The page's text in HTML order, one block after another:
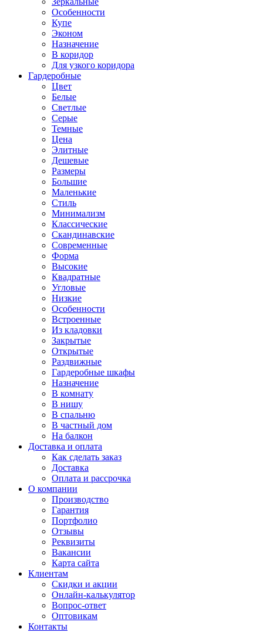
Особенности
Купе
Эконом
Назначение
В коридор
Для узкого коридора
Гардеробные
Цвет
Белые
Светлые
Серые
Темные
Цена
Элитные
Дешевые
Размеры
Большие
Маленькие
Стиль
Минимализм
Классические
Скандинавские
Современные
Форма
Высокие
Квадратные
Угловые
Низкие
Особенности
Встроенные
Из кладовки
Закрытые
Открытые
Раздвижные
Гардеробные шкафы
Назначение
В комнату
В нишу
В спальню
В частный дом
На балкон
Доставка и оплата
Как сделать заказ
Доставка
Оплата и рассрочка
О компании
Производство
Гарантия
Портфолио
Отзывы
Реквизиты
Вакансии
Карта сайта
Клиентам
Скидки и акции
Онлайн-калькулятор
Вопрос-ответ
Оптовикам
Контакты